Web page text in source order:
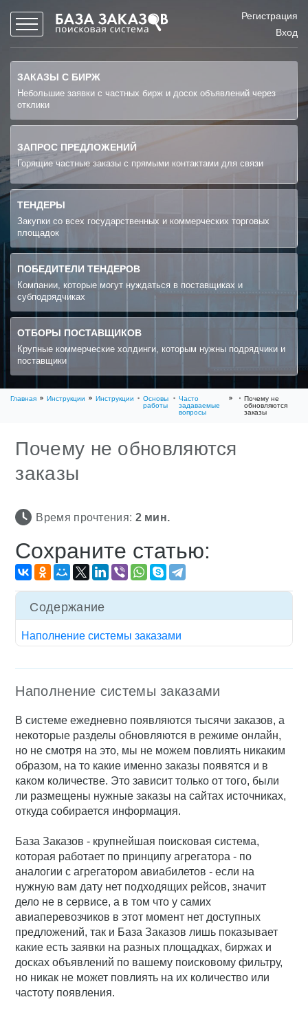
Регистрация
Вход
ЗАКАЗЫ С БИРЖ
Небольшие заявки с частных бирж и досок объявлений через
отклики
ЗАПРОС ПРЕДЛОЖЕНИЙ
Горящие частные заказы с прямыми контактами для связи
ТЕНДЕРЫ
Закупки со всех государственных и коммерческих торговых
площадок
ПОБЕДИТЕЛИ ТЕНДЕРОВ
Компании, которые могут нуждаться в поставщиках и
субподрядчиках
ОТБОРЫ ПОСТАВЩИКОВ
Крупные коммерческие холдинги, которым нужны подрядчики и
поставщики
Главная Инструкции Инструкции
Основы
работы
Часто
задаваемые
вопросы
Почему не
обновляются
заказы
Почему не обновляются
заказы
Время прочтения: 2мин.
Сохраните статью:
Содержание
Наполнение системы заказами
Наполнение системы заказами
В системе ежедневно появляются тысячи заказов, а
некоторые разделы обновляются в режиме онлайн,
но не смотря на это, мы не можем повлиять никаким
образом, на то какие именно заказы появятся и в
каком количестве. Это зависит только от того, были
ли размещены нужные заказы на сайтах источниках,
откуда собирается информация.
База Заказов - крупнейшая поисковая система,
которая работает по принципу агрегатора - по
аналогии с агрегатором авиабилетов - если на
нужную вам дату нет подходящих рейсов, значит
дело не в сервисе, а в том что у самих
авиаперевозчиков в этот момент нет доступных
предложений, так и База Заказов лишь показывает
какие есть заявки на разных площадках, биржах и
досках объявлений по вашему поисковому фильтру,
но никак не может повлиять на их количество или
частоту появления.